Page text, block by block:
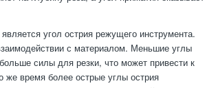
угол острия режущего инструмента.
с материалом. Меньшие углы
силы для резки, что может привести к
же время более острые углы острия